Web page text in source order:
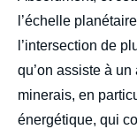
l’échelle
l’intersection de
qu’on assiste à
minerais, en
énergétique, qui